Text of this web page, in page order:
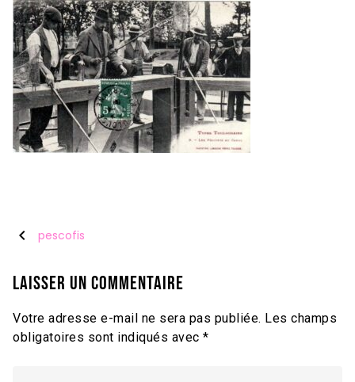
chevron_left pescofis
Laisser un commentaire
Votre adresse e-mail ne sera pas publiée. Les champs
obligatoires sont indiqués avec *